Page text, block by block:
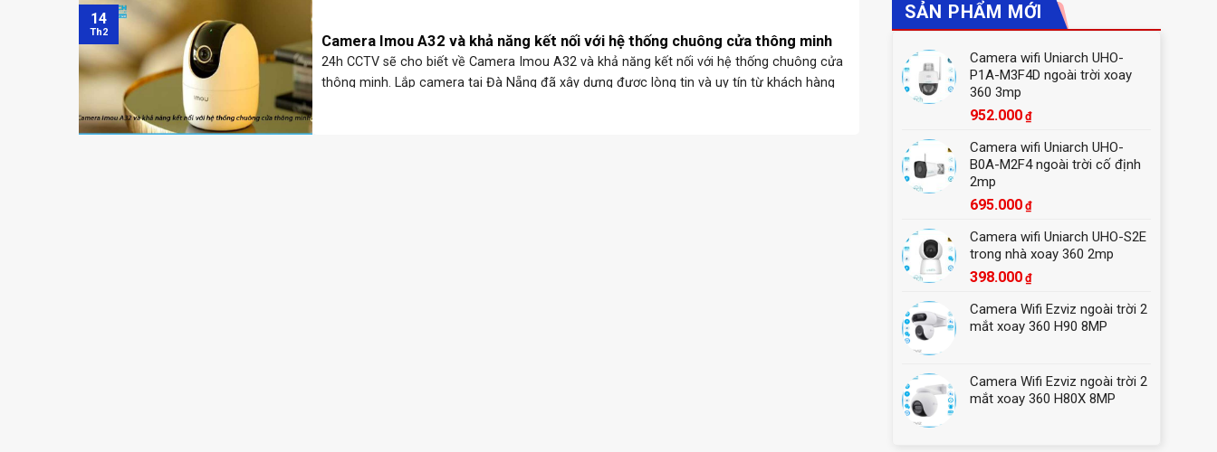
Camera Imou A32 và khả năng kết nối với hệ thống chuông cửa thông minh
24h CCTV sẽ cho biết về Camera Imou A32 và khả năng kết nối với hệ thống chuông cửa
thông minh. Lắp camera tại Đà Nẵng đã xây dựng được lòng tin và uy tín từ khách hàng
14
Th2
SẢN PHẨM MỚI
Camera wifi Uniarch UHO-
P1A-M3F4D ngoài trời xoay
360 3mp
952.000 ₫
Camera wifi Uniarch UHO-
B0A-M2F4 ngoài trời cố định
2mp
695.000 ₫
Camera wifi Uniarch UHO-S2E
trong nhà xoay 360 2mp
398.000 ₫
Camera Wifi Ezviz ngoài trời 2
mắt xoay 360 H90 8MP
Camera Wifi Ezviz ngoài trời 2
mắt xoay 360 H80X 8MP